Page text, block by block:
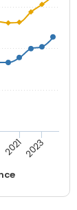
2021 2023